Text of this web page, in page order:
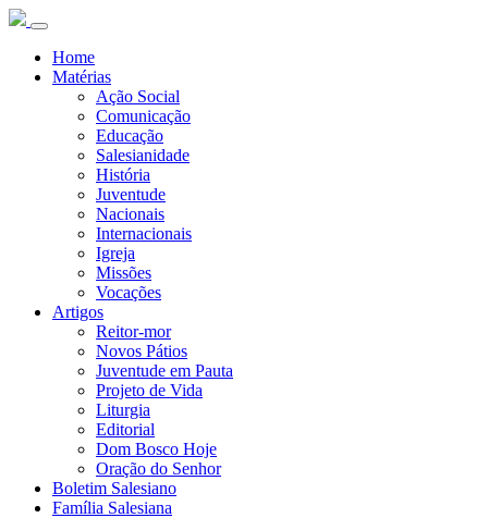
Home
Matérias
Ação Social
Comunicação
Educação
Salesianidade
História
Juventude
Nacionais
Internacionais
Igreja
Missões
Vocações
Artigos
Reitor-mor
Novos Pátios
Juventude em Pauta
Projeto de Vida
Liturgia
Editorial
Dom Bosco Hoje
Oração do Senhor
Boletim Salesiano
Família Salesiana